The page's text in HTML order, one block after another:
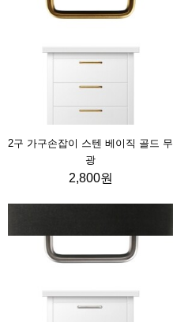
2구 가구손잡이 스텐 베이직 골드 무
광
2,800원